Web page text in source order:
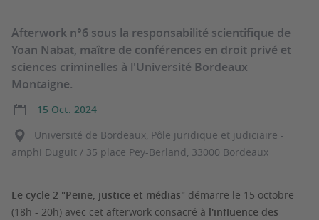
Afterwork n°6 sous la responsabilité scientifique de
Yoan Nabat, maître de conférences en droit privé et
sciences criminelles à l'Université Bordeaux
Montaigne.
15 Oct. 2024
Université de Bordeaux, Pôle juridique et judiciaire -
amphi Duguit / 35 place Pey-Berland, 33000 Bordeaux
Le cycle 2 "Peine, justice et médias" démarre le 15 octobre
(18h - 20h) avec cet afterwork consacré à l'influence des